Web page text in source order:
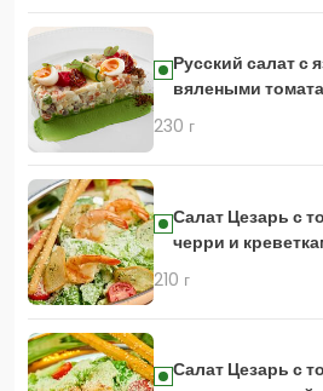
Русский салат с
вялеными
230 г
Салат Цезарь с
черри и
210 г
Салат Цезарь с